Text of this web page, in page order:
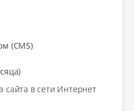
(CMS)
в сети Интернет